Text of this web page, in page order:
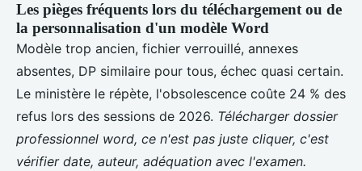
Les pièges fréquents lors du téléchargement ou de
la personnalisation d'un modèle Word
Modèle trop ancien, fichier verrouillé, annexes
absentes, DP similaire pour tous, échec quasi certain.
Le ministère le répète, l'obsolescence coûte 24 % des
refus lors des sessions de 2026. Télécharger dossier
professionnel word, ce n'est pas juste cliquer, c'est
vérifier date, auteur, adéquation avec l'examen.